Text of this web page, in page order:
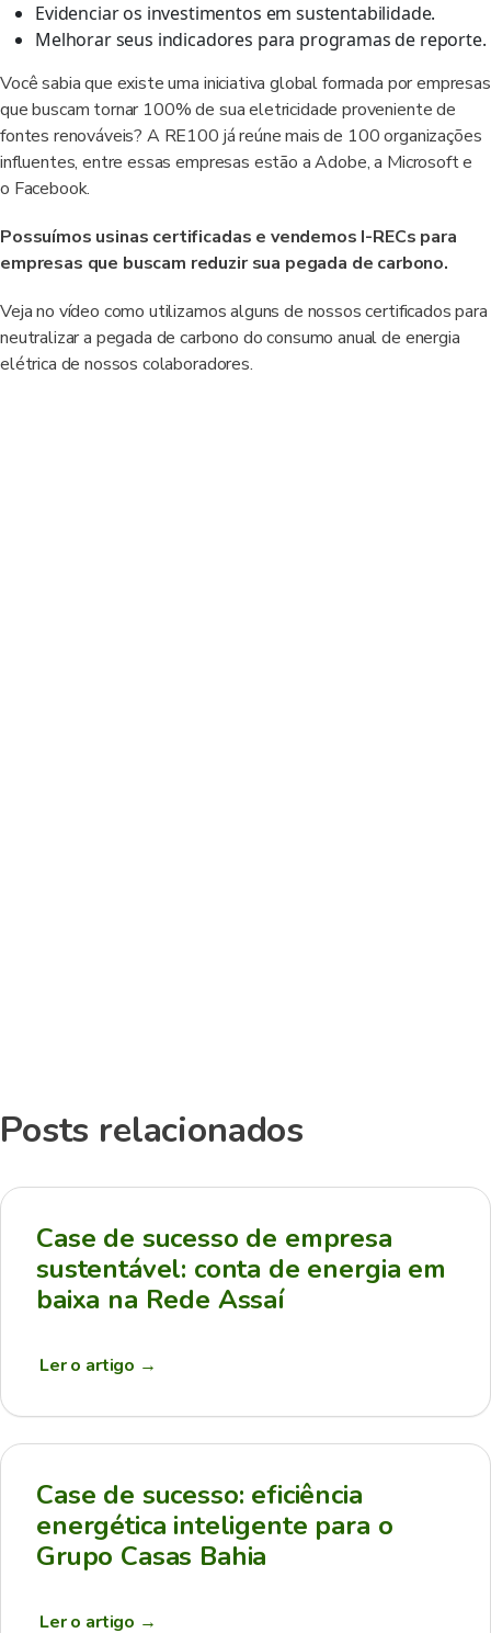
Evidenciar os investimentos em sustentabilidade.
Melhorar seus indicadores para programas de reporte.
Você sabia que existe uma iniciativa global formada por empresas
que buscam tornar 100% de sua eletricidade proveniente de
fontes renováveis? A RE100 já reúne mais de 100 organizações
influentes, entre essas empresas estão a Adobe, a Microsoft e
o Facebook.
Possuímos usinas certificadas e vendemos I-RECs para
empresas que buscam reduzir sua pegada de carbono.
Veja no vídeo como utilizamos alguns de nossos certificados para
neutralizar a pegada de carbono do consumo anual de energia
elétrica de nossos colaboradores.
Posts relacionados
Case de sucesso de empresa
sustentável: conta de energia em
baixa na Rede Assaí
Ler o artigo →
Case de sucesso: eficiência
energética inteligente para o
Grupo Casas Bahia
Ler o artigo →